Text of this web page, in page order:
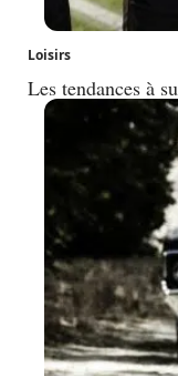
Loisirs
Les tendances à